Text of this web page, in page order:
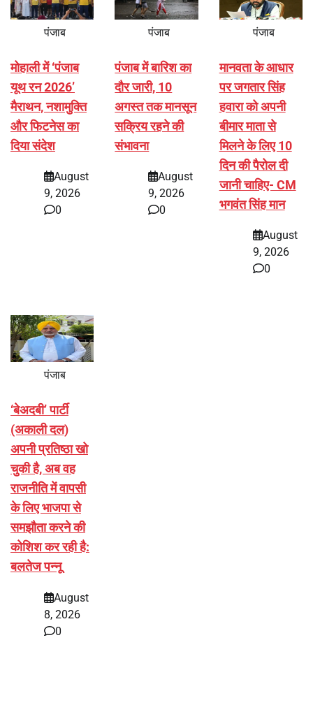
पंजाब
मोहाली में ‘पंजाब
यूथ रन 2026’
मैराथन, नशामुक्ति
और फिटनेस का
दिया संदेश
August
9, 2026
0
पंजाब
पंजाब में बारिश का
दौर जारी, 10
अगस्त तक मानसून
सक्रिय रहने की
संभावना
August
9, 2026
0
पंजाब
मानवता के आधार
पर जगतार सिंह
हवारा को अपनी
बीमार माता से
मिलने के लिए 10
दिन की पैरोल दी
जानी चाहिए- CM
भगवंत सिंह मान
August
9, 2026
0
पंजाब
‘बेअदबी’ पार्टी
(अकाली दल)
अपनी प्रतिष्ठा खो
चुकी है, अब वह
राजनीति में वापसी
के लिए भाजपा से
समझौता करने की
कोशिश कर रही है:
बलतेज पन्नू
August
8, 2026
0